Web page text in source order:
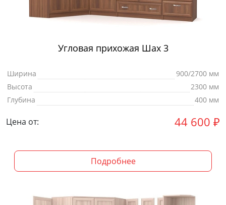
Угловая прихожая Шах 3
Ширина
900/2700 мм
Высота
2300 мм
Глубина
400 мм
Цена от: 44 600 ₽
Подробнее